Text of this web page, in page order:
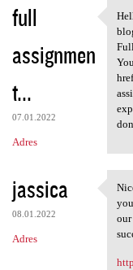
full
assignmen
t...
07.01.2022
Adres
jassica
08.01.2022
Adres